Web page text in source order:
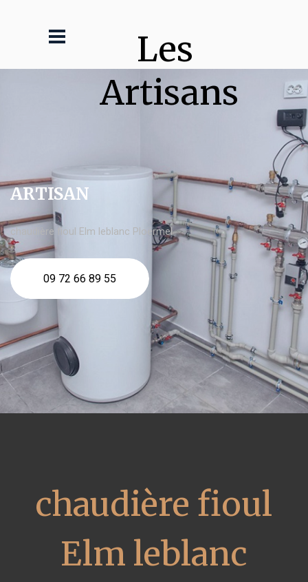
Les
Artisans
ARTISAN
chaudière fioul Elm leblanc Ploërmel
09 72 66 89 55
chaudière fioul
Elm leblanc